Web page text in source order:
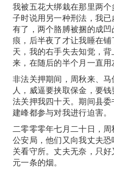
我被五花大绑栽在那里两
子时说用另一种刑法，我
有了，两个胳膊被捆的成
痕，后半夜了才让我睡在
天，我的右手失去知觉，
来，在随后的半个月一直用
非法关押期间，周秋来、
人，威逼要挟取保金，要
法关押我四十天。期间县
建峰都参与对我进行迫害。
二零零零年七月二十日，
公安局，他们又向我丈夫
关看守所。丈夫无奈，只
元一条的烟。